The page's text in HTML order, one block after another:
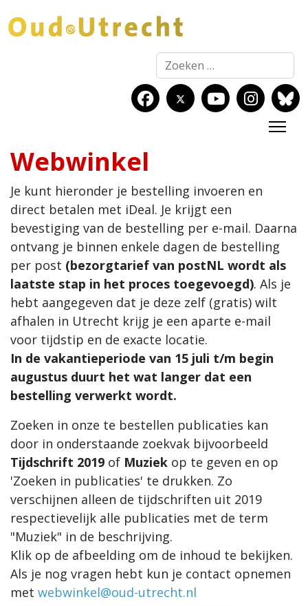
Zoeken
Webwinkel
Je kunt hieronder je bestelling invoeren en
direct betalen met iDeal. Je krijgt een
bevestiging van de bestelling per e-mail. Daarna
ontvang je binnen enkele dagen de bestelling
per post (bezorgtarief van postNL wordt als
laatste stap in het proces toegevoegd). Als je
hebt aangegeven dat je deze zelf (gratis) wilt
afhalen in Utrecht krijg je een aparte e-mail
voor tijdstip en de exacte locatie.
In de vakantieperiode van 15 juli t/m begin
augustus duurt het wat langer dat een
bestelling verwerkt wordt.
Zoeken in onze te bestellen publicaties kan
door in onderstaande zoekvak bijvoorbeeld
Tijdschrift 2019 of Muziek op te geven en op
'Zoeken in publicaties' te drukken. Zo
verschijnen alleen de tijdschriften uit 2019
respectievelijk alle publicaties met de term
"Muziek" in de beschrijving.
Klik op de afbeelding om de inhoud te bekijken.
Als je nog vragen hebt kun je contact opnemen
met webwinkel@oud-utrecht.nl